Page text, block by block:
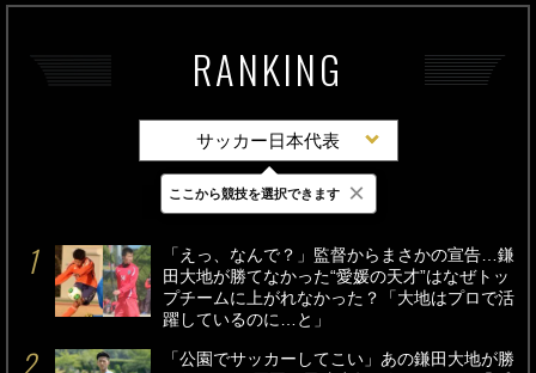
RANKING
サッカー日本代表
最新 24時間 週間
「えっ、なんで？」監督からまさかの宣告…鎌
田大地が勝てなかった“愛媛の天才”はなぜトッ
プチームに上がれなかった？「大地はプロで活
躍しているのに…と」
「公園でサッカーしてこい」あの鎌田大地が勝
ここから競技を選択できます ×